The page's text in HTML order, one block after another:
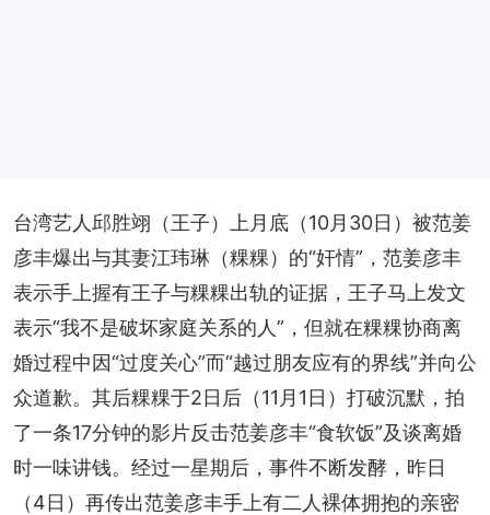
台湾艺人邱胜翊（王子）上月底（10月30日）被范姜
彦丰爆出与其妻江玮琳（粿粿）的“奸情”，范姜彦丰
表示手上握有王子与粿粿出轨的证据，王子马上发文
表示“我不是破坏家庭关系的人”，但就在粿粿协商离
婚过程中因“过度关心”而“越过朋友应有的界线”并向公
众道歉。其后粿粿于2日后（11月1日）打破沉默，拍
了一条17分钟的影片反击范姜彦丰“食软饭”及谈离婚
时一味讲钱。经过一星期后，事件不断发酵，昨日
（4日）再传出范姜彦丰手上有二人裸体拥抱的亲密